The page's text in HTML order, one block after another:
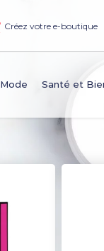
Créez votre e-boutique
Mode Santé et